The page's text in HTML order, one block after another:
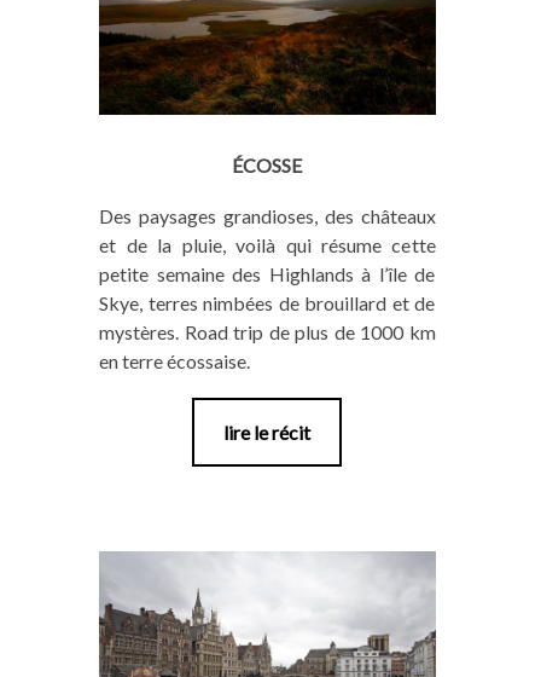
ÉCOSSE
Des paysages grandioses, des châteaux
et de la pluie, voilà qui résume cette
petite semaine des Highlands à l’île de
Skye, terres nimbées de brouillard et de
mystères. Road trip de plus de 1000 km
en terre écossaise.
lire le récit